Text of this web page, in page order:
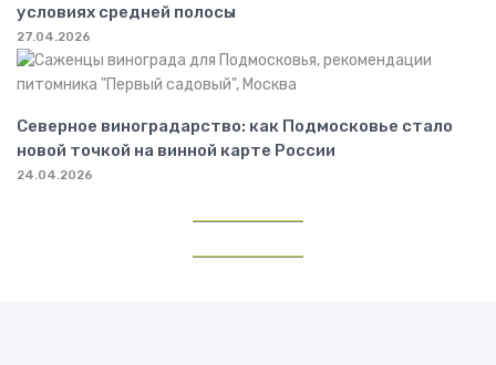
условиях средней полосы
27.04.2026
Северное виноградарство: как Подмосковье стало
новой точкой на винной карте России
24.04.2026